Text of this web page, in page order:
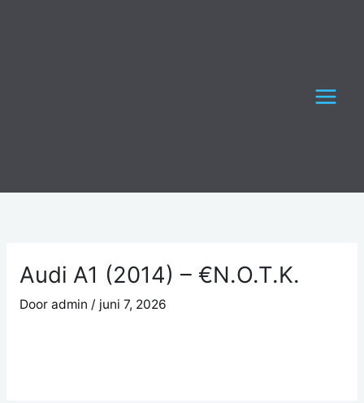
Audi A1 (2014) – €N.O.T.K.
Door admin / juni 7, 2026